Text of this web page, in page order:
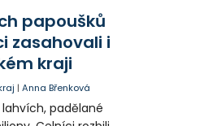
potřeba jeřáb,
papoušků
zasahovali i
kraji
|Anna Břenková
lahvích, padělané